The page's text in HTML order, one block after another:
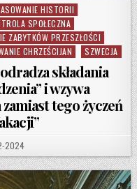
HISTORII
SPOŁECZNA
ZABYTKÓW PRZESZŁOŚCI
CHRZEŚCIJAN SZWECJA
składania
i wzywa
tego życzeń
DATE:
2024